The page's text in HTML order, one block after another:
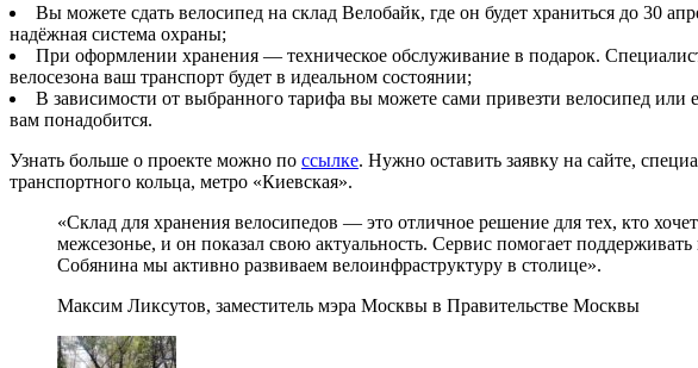
Вы можете сдать велосипед на склад Велобайк, где он будет храниться до 30
надёжная система охраны;
При оформлении хранения — техническое обслуживание в подарок.
велосезона ваш транспорт будет в идеальном состоянии;
В зависимости от выбранного тарифа вы можете сами привезти велосипед или
вам понадобится.
Узнать больше о проекте можно по ссылке. Нужно оставить заявку на сайте,
транспортного кольца, метро «Киевская».
«Склад для хранения велосипедов — это отличное решение для тех, кто
межсезонье, и он показал свою актуальность. Сервис помогает
Собянина мы активно развиваем велоинфраструктуру в столице».
Максим Ликсутов, заместитель мэра Москвы в Правительстве Москвы